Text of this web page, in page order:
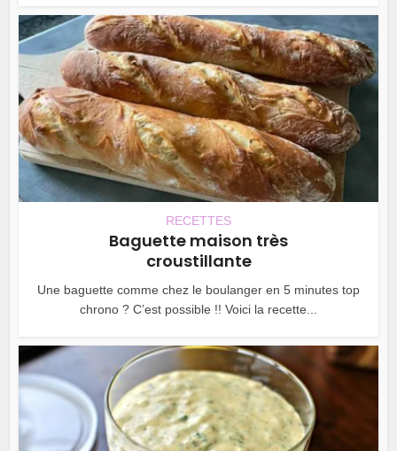
RECETTES
Baguette maison très
croustillante
Une baguette comme chez le boulanger en 5 minutes top
chrono ? C’est possible !! Voici la recette...